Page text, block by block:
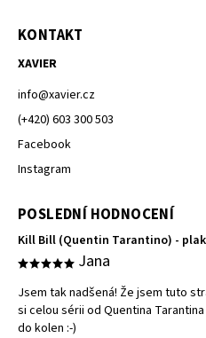
KONTAKT
XAVIER
info@xavier.cz
(+420) 603 300 503
Facebook
Instagram
POSLEDNÍ HODNOCENÍ
Kill Bill (Quentin Tarantino) -
Jana
Jsem tak nadšená! Že jsem tuto
si celou sérii od Quentina
do kolen :-)